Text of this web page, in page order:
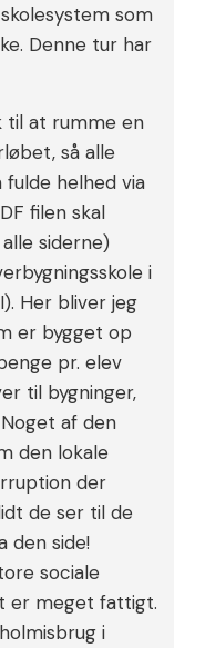
som
Denne tur har
til at rumme en
så alle
helhed via
filen skal
siderne)
i
Her bliver jeg
er bygget op
pr. elev
til bygninger,
af den
den lokale
der
de ser til de
den side!
sociale
er meget fattigt.
i